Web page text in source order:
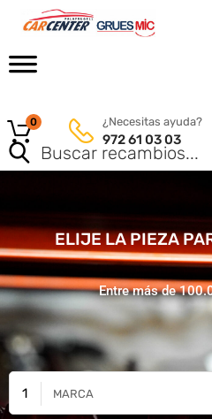
¿Necesitas ayuda?
972 61 03 03
0
ELIJE LA PIEZA
Entre más de
MARCA